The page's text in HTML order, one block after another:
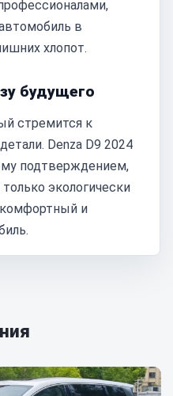
в
хлопот.
будущего
стремится к
Denza D9 2024
подтверждением,
экологически
и